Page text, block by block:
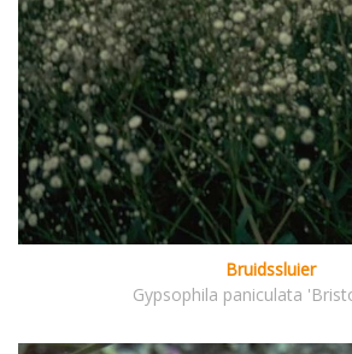
Bruidssluier
Gypsophila paniculata